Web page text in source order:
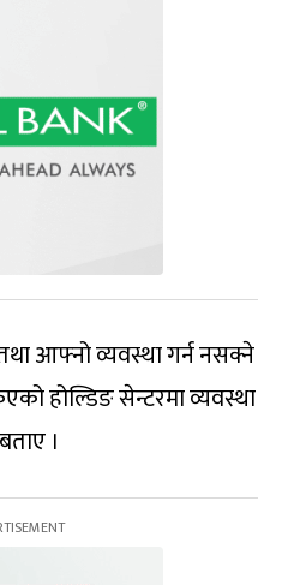
आफ्नो व्यवस्था गर्न नसक्ने
होल्डिङ सेन्टरमा व्यवस्था
।